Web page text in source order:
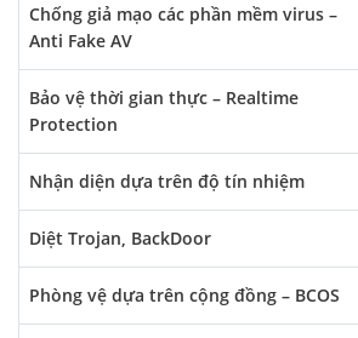
Chống giả mạo các phần mềm virus –
Anti Fake AV
Bảo vệ thời gian thực – Realtime
Protection
Nhận diện dựa trên độ tín nhiệm
Diệt Trojan, BackDoor
Phòng vệ dựa trên cộng đồng – BCOS